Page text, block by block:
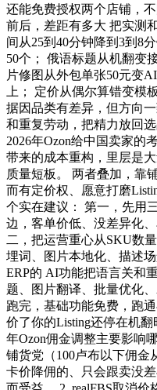
还能免费授权两个店铺，
前后，差距有多大 把实测
间从25到40分钟降到3到8
50个； 俄语标题从机翻变
片修图从外包单张50元变
上； 定价从偶尔算错变模
据因品类有差异，但方向
和重复劳动，把精力放回
2026年Ozon给中国卖家的
带来的成本重构，里层是
质量短板。 两者叠加，靠
而有定价权、愿意打磨
个实在建议： 第一，先用
边，客单价低、没差异化
二，把运营重心从SKU数
埋词、图片本地化、描述
ERP的 AI功能把语言关和
题、图片翻译、批量优化
跑完，基础功能免费，跑
价了你的Listing还停在机
年Ozon佣金调整主要影响
铺货党（100卢布以下佣金
卡价降佣的、只会跟卖没